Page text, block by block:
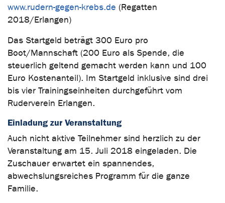
www.rudern-gegen-krebs.de (Regatten
2018/Erlangen)
Das Startgeld beträgt 300 Euro pro
Boot/Mannschaft (200 Euro als Spende, die
steuerlich geltend gemacht werden kann und 100
Euro Kostenanteil). Im Startgeld inklusive sind drei
bis vier Trainingseinheiten durchgeführt vom
Ruderverein Erlangen.
Einladung zur Veranstaltung
Auch nicht aktive Teilnehmer sind herzlich zu der
Veranstaltung am 15. Juli 2018 eingeladen. Die
Zuschauer erwartet ein spannendes,
abwechslungsreiches Programm für die ganze
Familie.